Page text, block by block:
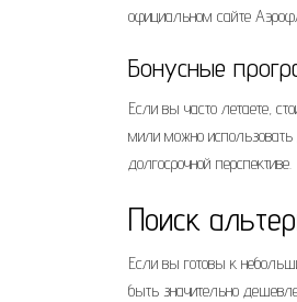
официальном сайте
Бонусные
Если вы часто летаете,
мили можно
долгосрочной перспективе.
Поиск
Если вы готовы к
быть значительно